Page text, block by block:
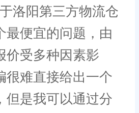
洛阳第三方物流仓
最便宜的问题，由
价受多种因素影
很难直接给出一个
但是我可以通过分